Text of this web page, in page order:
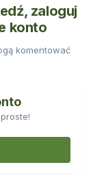
zaloguj
konto
komentować